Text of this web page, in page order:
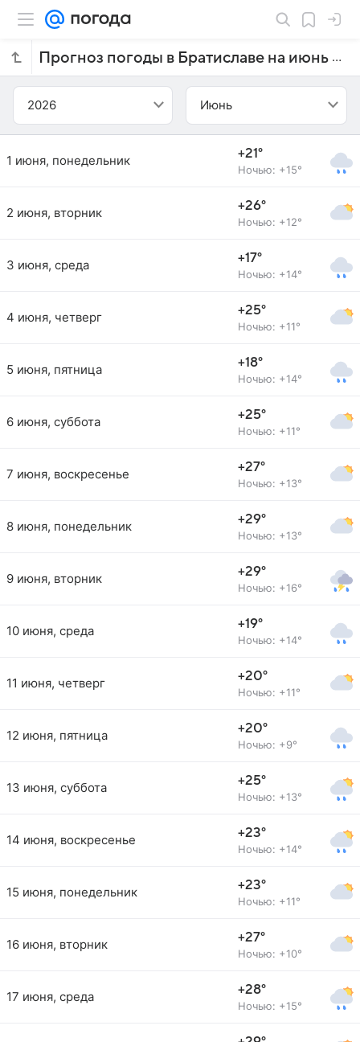
Прогноз погоды в Братиславе на июнь 2026 года
2026 Июнь
1 июня, понедельник +21°
Ночью: +15°
2 июня, вторник +26°
Ночью: +12°
3 июня, среда +17°
Ночью: +14°
4 июня, четверг +25°
Ночью: +11°
5 июня, пятница +18°
Ночью: +14°
6 июня, суббота +25°
Ночью: +11°
7 июня, воскресенье +27°
Ночью: +13°
8 июня, понедельник +29°
Ночью: +13°
9 июня, вторник +29°
Ночью: +16°
10 июня, среда +19°
Ночью: +14°
11 июня, четверг +20°
Ночью: +11°
12 июня, пятница +20°
Ночью: +9°
13 июня, суббота +25°
Ночью: +13°
14 июня, воскресенье +23°
Ночью: +14°
15 июня, понедельник +23°
Ночью: +11°
16 июня, вторник +27°
Ночью: +10°
17 июня, среда +28°
Ночью: +15°